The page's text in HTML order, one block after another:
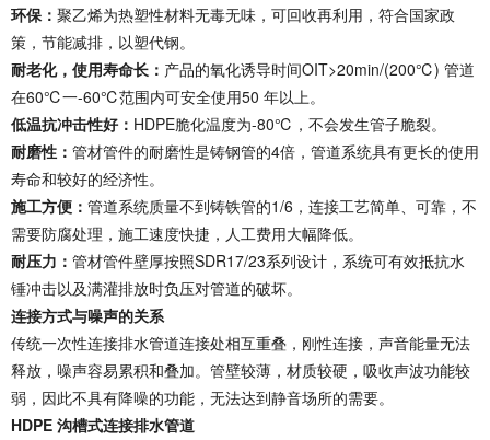
环保： 聚乙烯为热塑性材料无毒无味，可回收再利用，符合国家政
策，节能减排，以塑代钢。
耐老化，使用寿命长： 产品的氧化诱导时间OIT>20min/(200℃) 管道
在60℃一-60℃范围内可安全使用50 年以上。
低温抗冲击性好： HDPE脆化温度为-80℃，不会发生管子脆裂。
耐磨性： 管材管件的耐磨性是铸钢管的4倍，管道系统具有更长的使用
寿命和较好的经济性。
施工方便： 管道系统质量不到铸铁管的1/6，连接工艺简单、可靠，不
需要防腐处理，施工速度快捷，人工费用大幅降低。
耐压力： 管材管件壁厚按照SDR17/23系列设计，系统可有效抵抗水
锤冲击以及满灌排放时负压对管道的破坏。
连接方式与噪声的关系
传统一次性连接排水管道连接处相互重叠，刚性连接，声音能量无法
释放，噪声容易累积和叠加。管壁较薄，材质较硬，吸收声波功能较
弱，因此不具有降噪的功能，无法达到静音场所的需要。
HDPE 沟槽式连接排水管道